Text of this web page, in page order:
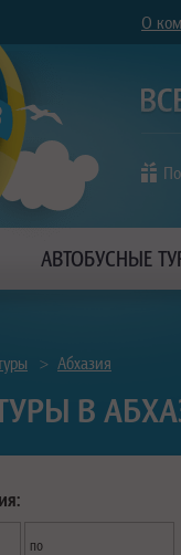
О
АВТОБУСНЫЕ
> Абхазия
В
по